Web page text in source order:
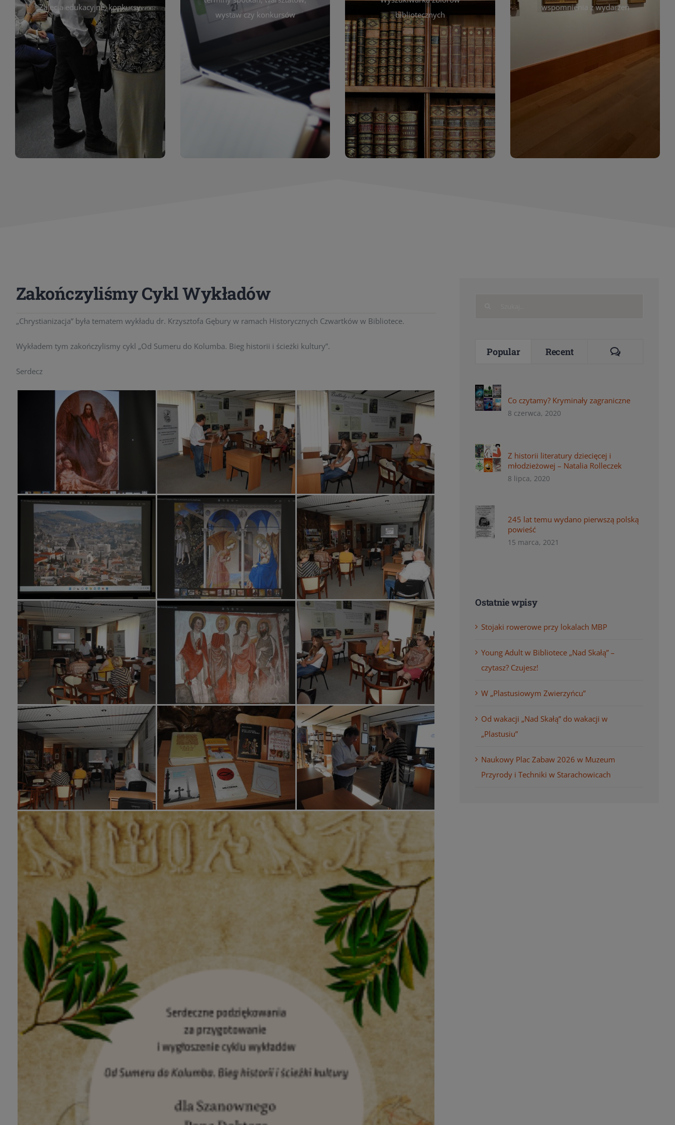
Zajęcia edukacyjne, konkursy
Wystawy
Biblioteka organizuje prezentujące
zarówno sztukę lokalnych twórców,
jak i zbiory tematyczne. W tej sekcji
znajdziesz informacje o aktualnych
ekspozycjach oraz archiwum wystaw
z poprzednich lat. Prezentowane
prace obejmują malarstwo,
wystaw czy konkursów
Cię wydarzeniach. Aktualizujemy
harmonogram na bieżąco, by zawsze
był zgodny z planem pracy biblioteki.
Zapraszamy do śledzenia i
uczestnictwa w życiu kulturalnym
miasta!
bibliotecznych
Katalog Zbiorów
Katalog online umożliwia
przeglądanie pełnej oferty
bibliotecznej – książek, czasopism,
filmów i innych materiałów. Dzięki
wyszukiwarce szybko znajdziesz
interesujące Cię pozycje według
autora, tytułu lub tematu. Możesz wspomnienia z wydarzeń
czytelników. Regularnie dodajemy
powrócić do wyjątkowych
momentów. Zapraszamy do
obejrzenia, wspominania i
inspirowania się!
Zakończyliśmy Cykl Wykładów
„Chrystianizacja” była tematem wykładu dr. Krzysztofa Gębury w ramach Historycznych Czwartków w Bibliotece.
Wykładem tym zakończylismy cykl „Od Sumeru do Kolumba. Bieg historii i ścieżki kultury”.
Serdecz
Popular Recent Comments
Co czytamy? Kryminały zagraniczne
8 czerwca, 2020
Z historii literatury dziecięcej i
młodzieżowej – Natalia Rolleczek
8 lipca, 2020
245 lat temu wydano pierwszą polską
powieść
15 marca, 2021
Ostatnie wpisy
Stojaki rowerowe przy lokalach MBP
Young Adult w Bibliotece „Nad Skałą” –
czytasz? Czujesz!
W „Plastusiowym Zwierzyńcu”
Od wakacji „Nad Skałą” do wakacji w
„Plastusiu”
Naukowy Plac Zabaw 2026 w Muzeum
Przyrody i Techniki w Starachowicach